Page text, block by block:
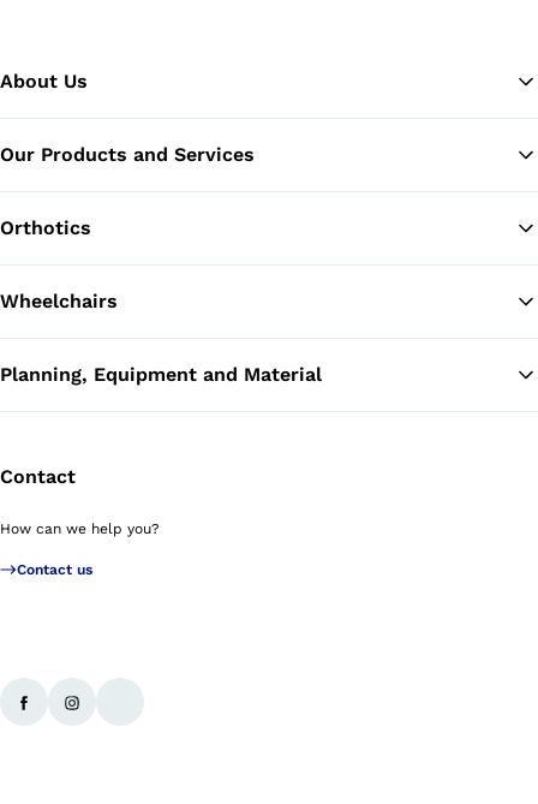
About Us
Our Products and Services
Orthotics
Wheelchairs
Planning, Equipment and Material
Contact
How can we help you?
Contact us